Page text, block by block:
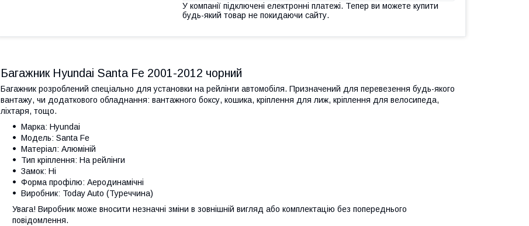
У компанії підключені електронні платежі. Тепер ви можете купити
будь-який товар не покидаючи сайту.
Багажник Hyundai Santa Fe 2001-2012 чорний
Багажник розроблений спеціально для установки на рейлінги автомобіля. Призначений для перевезення будь-якого
вантажу, чи додаткового обладнання: вантажного боксу, кошика, кріплення для лиж, кріплення для велосипеда,
ліхтаря, тощо.
Марка: Hyundai
Модель: Santa Fe
Матеріал: Алюміній
Тип кріплення: На рейлінги
Замок: Ні
Форма профілю: Аеродинамічні
Виробник: Today Auto (Туреччина)
Увага! Виробник може вносити незначні зміни в зовнішній вигляд або комплектацію без попереднього
повідомлення.